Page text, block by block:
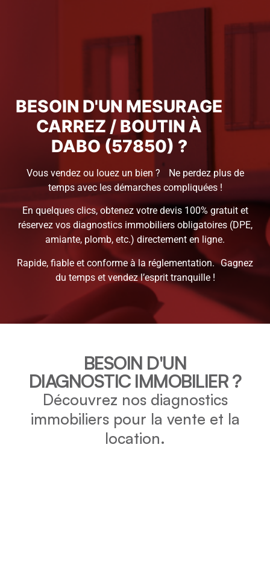
BESOIN D'UN MESURAGE
CARREZ / BOUTIN À
DABO (57850) ?
Vous vendez ou louez un bien ? Ne perdez plus de
temps avec les démarches compliquées !
En quelques clics, obtenez votre devis 100% gratuit et
réservez vos diagnostics immobiliers obligatoires (DPE,
amiante, plomb, etc.) directement en ligne.
Rapide, fiable et conforme à la réglementation. Gagnez
du temps et vendez l’esprit tranquille !
BESOIN D'UN
DIAGNOSTIC IMMOBILIER ?
Découvrez nos diagnostics
immobiliers pour la vente et la
location.